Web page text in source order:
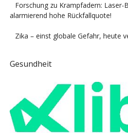
Forschung zu Krampfadern: Laser-
alarmierend hohe Rückfallquote!
Zika – einst globale Gefahr, heute
Gesundheit